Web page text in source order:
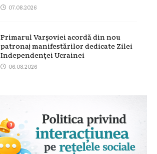
07.08.2026
Primarul Varșoviei acordă din nou
patronaj manifestărilor dedicate Zilei
Independenței Ucrainei
06.08.2026